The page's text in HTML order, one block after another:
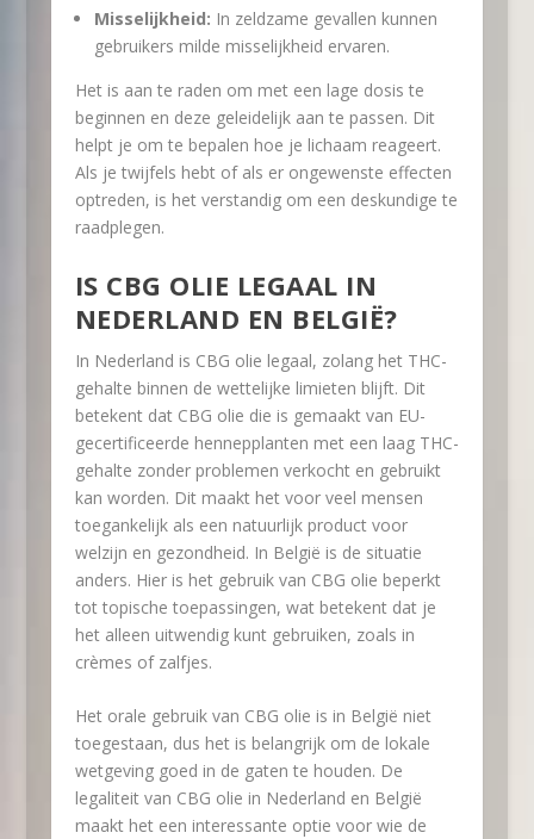
Misselijkheid: In zeldzame gevallen kunnen
gebruikers milde misselijkheid ervaren.
Het is aan te raden om met een lage dosis te
beginnen en deze geleidelijk aan te passen. Dit
helpt je om te bepalen hoe je lichaam reageert.
Als je twijfels hebt of als er ongewenste effecten
optreden, is het verstandig om een deskundige te
raadplegen.
IS CBG OLIE LEGAAL IN
NEDERLAND EN BELGIË?
In Nederland is CBG olie legaal, zolang het THC-
gehalte binnen de wettelijke limieten blijft. Dit
betekent dat CBG olie die is gemaakt van EU-
gecertificeerde hennepplanten met een laag THC-
gehalte zonder problemen verkocht en gebruikt
kan worden. Dit maakt het voor veel mensen
toegankelijk als een natuurlijk product voor
welzijn en gezondheid. In België is de situatie
anders. Hier is het gebruik van CBG olie beperkt
tot topische toepassingen, wat betekent dat je
het alleen uitwendig kunt gebruiken, zoals in
crèmes of zalfjes.
Het orale gebruik van CBG olie is in België niet
toegestaan, dus het is belangrijk om de lokale
wetgeving goed in de gaten te houden. De
legaliteit van CBG olie in Nederland en België
maakt het een interessante optie voor wie de